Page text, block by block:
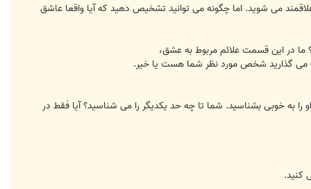
می شوید. اما چگونه می توانید تشخیص دهید که آیا واقعا عاشق
می گذارید شخص مورد نظر شما هست یا خیر.
به خوبی بشناسید. شما تا چه حد یکدیگر را می شناسید؟ آیا فقط در
کنید.